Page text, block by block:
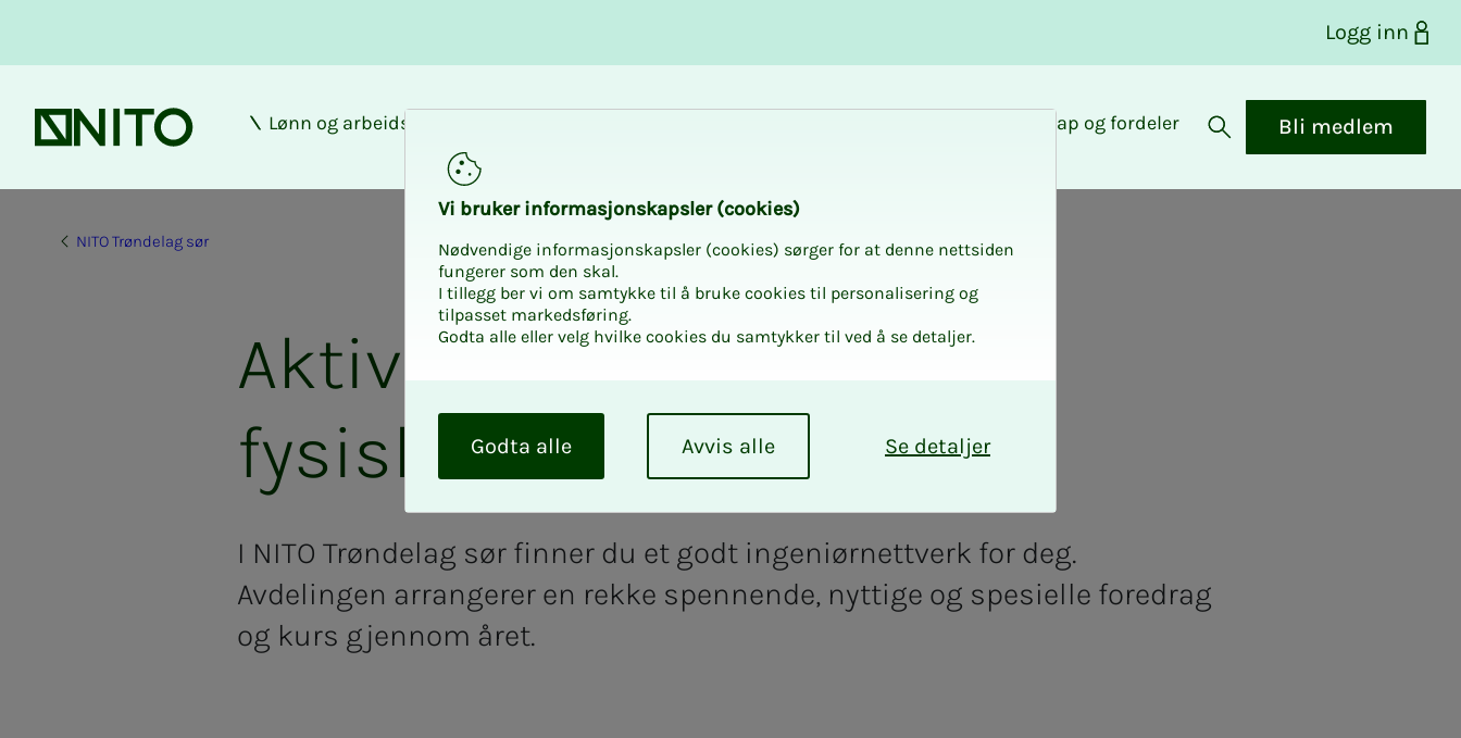
Logg inn
Forsiden
Lønn og arbeidsforhold Medlemskap og fordeler
Åpne søk
Bli medlem
NITO Trøndelag sør
Aktivitet i Trøndelag sør -
fysisk og digitalt
I NITO Trøndelag sør finner du et godt ingeniørnettverk for deg.
Avdelingen arrangerer en rekke spennende, nyttige og spesielle foredrag
og kurs gjennom året.
Vi bru­­­ker in­­­for­­­ma­­­sjons­­­kaps­­­­­ler (cookies)
Nødvendige informasjonskapsler (cookies) sørger for at denne nettsiden
fungerer som den skal.
I tillegg ber vi om samtykke til å bruke cookies til personalisering og
tilpasset markedsføring.
Godta alle eller velg hvilke cookies du samtykker til ved å se detaljer.
v
i
s
l
Se detaljer
Avvis alle
Godta alle